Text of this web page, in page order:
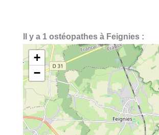
Il y a 1 ostéopathes à Feignies :
+
−